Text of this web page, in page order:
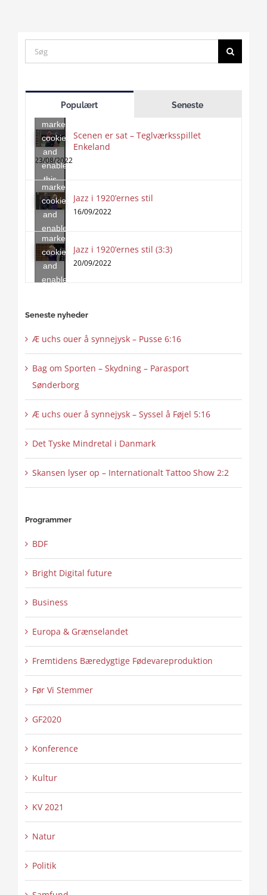
Search
for:
Populært Seneste
accept
marketing
cookies
and
enable
this
content
Scenen er sat – Teglværksspillet
Enkeland
23/08/2022
Click
to
marketing
cookies
and
enable
this
content
Jazz i 1920’ernes stil
16/09/2022
Click
to
accept
marketing
cookies
and
enable
Jazz i 1920’ernes stil (3:3)
20/09/2022
Seneste nyheder
Æ uchs ouer å synnejysk – Pusse 6:16
Bag om Sporten – Skydning – Parasport
Sønderborg
Æ uchs ouer å synnejysk – Syssel å Føjel 5:16
Det Tyske Mindretal i Danmark
Skansen lyser op – Internationalt Tattoo Show 2:2
Programmer
BDF
Bright Digital future
Business
Europa & Grænselandet
Fremtidens Bæredygtige Fødevareproduktion
Før Vi Stemmer
GF2020
Konference
Kultur
KV 2021
Natur
Politik